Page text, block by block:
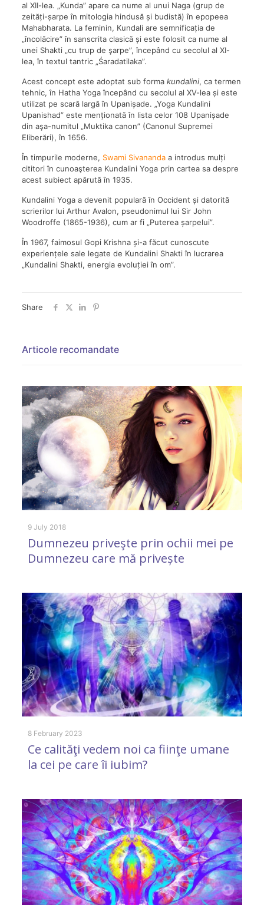
al XII-lea. „Kunda” apare ca nume al unui Naga (grup de
zeități-șarpe în mitologia hindusă și budistă) în epopeea
Mahabharata. La feminin, Kundali are semnificația de
„încolăcire” în sanscrita clasică și este folosit ca nume al
unei Shakti „cu trup de şarpe”, începând cu secolul al XI-
lea, în textul tantric „Śaradatilaka”.
Acest concept este adoptat sub forma kundalini, ca termen
tehnic, în Hatha Yoga începând cu secolul al XV-lea și este
utilizat pe scară largă în Upanișade. „Yoga Kundalini
Upanishad” este menționată în lista celor 108 Upanișade
din aşa-numitul „Muktika canon” (Canonul Supremei
Eliberări), în 1656.
În timpurile moderne, Swami Sivanandaa introdus mulți
cititori în cunoaşterea Kundalini Yoga prin cartea sa despre
acest subiect apărută în 1935.
Kundalini Yoga a devenit populară în Occident și datorită
scrierilor lui Arthur Avalon, pseudonimul lui Sir John
Woodroffe (1865-1936), cum ar fi „Puterea șarpelui”.
În 1967, faimosul Gopi Krishna și-a făcut cunoscute
experiențele sale legate de Kundalini Shakti în lucrarea
„Kundalini Shakti, energia evoluției în om”.
Share
Articole recomandate
9 July 2018
Dumnezeu priveşte prin ochii mei pe
Dumnezeu care mă privește
8 February 2023
Ce calităţi vedem noi ca fiinţe umane
la cei pe care îi iubim?